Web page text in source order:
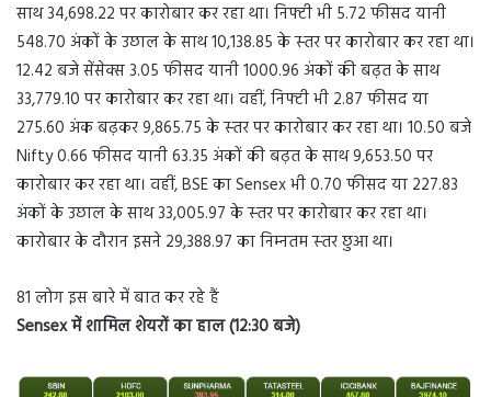
साथ 34,698.22 पर कारोबार कर रहा था। निफ्टी भी 5.72 फीसद यानी
548.70 अंकों के उछाल के साथ 10,138.85 के स्‍तर पर कारोबार कर रहा था।
12.42 बजे सेंसेक्‍स 3.05 फीसद यानी 1000.96 अंकों की बढ़त के साथ
33,779.10 पर कारोबार कर रहा था। वहीं, निफ्टी भी 2.87 फीसद या
275.60 अंक बढ़कर 9,865.75 के स्‍तर पर कारोबार कर रहा था। 10.50 बजे
Nifty 0.66 फीसद यानी 63.35 अंकों की बढ़त के साथ 9,653.50 पर
कारोबार कर रहा था। वहीं, BSE का Sensex भी 0.70 फीसद या 227.83
अंकों के उछाल के साथ 33,005.97 के स्‍तर पर कारोबार कर रहा था।
कारोबार के दौरान इसने 29,388.97 का निम्‍नतम स्‍तर छुआ था।
81 लोग इस बारे में बात कर रहे हैं
Sensex में शामिल शेयरों का हाल(12:30 बजे)